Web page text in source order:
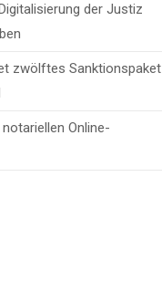
der Justiz
zwölftes Sanktionspaket
Online-